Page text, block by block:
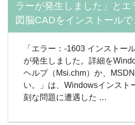
ラーが発生しました」とエ
図脳CADをインストール
「エラー：-1603 インストー
が発生しました。詳細を
ヘルプ（Msi.chm）か、
い。」は、Windowsインスト
刻な問題に遭遇した …